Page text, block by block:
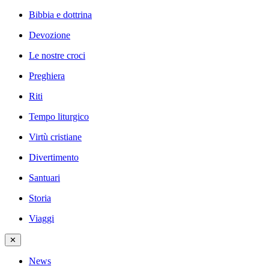
Bibbia e dottrina
Devozione
Le nostre croci
Preghiera
Riti
Tempo liturgico
Virtù cristiane
Divertimento
Santuari
Storia
Viaggi
✕
News